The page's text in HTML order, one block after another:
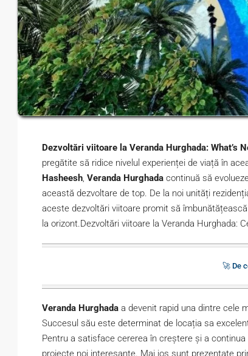
Dezvoltări viitoare la Veranda Hurghada: What’s
pregătite să ridice nivelul experienței de viață în
Hasheesh, Veranda Hurghada continuă să
această dezvoltare de top. De la noi unități
aceste dezvoltări viitoare promit să
la orizont.Dezvoltări viitoare la Veranda Hurghada:
🚀 De
Veranda Hurghada a devenit rapid una dintre cele
Succesul său este determinat de locația sa
Pentru a satisface cererea în creștere și a
proiecte noi interesante. Mai jos sunt prezentate